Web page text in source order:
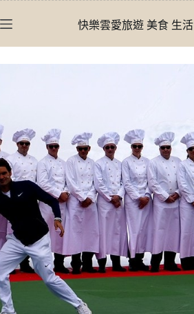
至
快樂雲愛旅遊 美食 生活